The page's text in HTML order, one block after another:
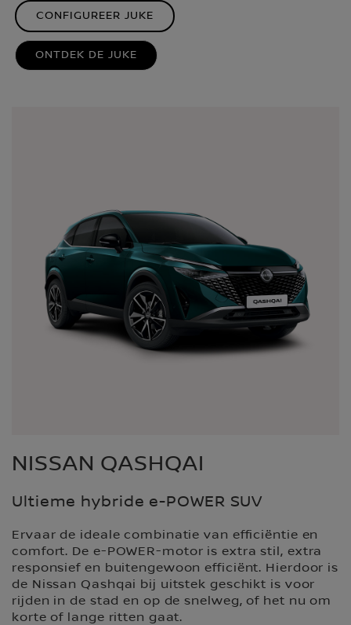
CONFIGUREER JUKE
ONTDEK DE JUKE
NISSAN QASHQAI
Ultieme hybride e-POWER SUV
Ervaar de ideale combinatie van efficiëntie en
comfort. De e-POWER-motor is extra stil, extra
responsief en buitengewoon efficiënt. Hierdoor is
de Nissan Qashqai bij uitstek geschikt is voor
rijden in de stad en op de snelweg, of het nu om
korte of lange ritten gaat.